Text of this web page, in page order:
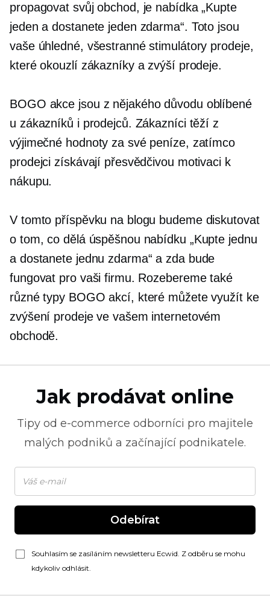
propagovat svůj obchod, je nabídka „Kupte
jeden a dostanete jeden zdarma“. Toto jsou
vaše úhledné, všestranné stimulátory prodeje,
které okouzlí zákazníky a zvýší prodeje.
BOGO akce jsou z nějakého důvodu oblíbené
u zákazníků i prodejců. Zákazníci těží z
výjimečné hodnoty za své peníze, zatímco
prodejci získávají přesvědčivou motivaci k
nákupu.
V tomto příspěvku na blogu budeme diskutovat
o tom, co dělá úspěšnou nabídku „Kupte jednu
a dostanete jednu zdarma“ a zda bude
fungovat pro vaši firmu. Rozebereme také
různé typy BOGO akcí, které můžete využít ke
zvýšení prodeje ve vašem internetovém
obchodě.
Jak prodávat online
Tipy od e-commerce odborníci pro majitele
malých podniků a začínající podnikatele.
Odebírat
Souhlasím se zasíláním newsletteru Ecwid. Z odběru se mohu
kdykoliv odhlásit.